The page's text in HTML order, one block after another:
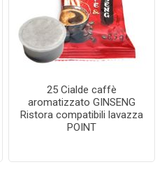
25 Cialde caffè
aromatizzato GINSENG
Ristora compatibili lavazza
POINT